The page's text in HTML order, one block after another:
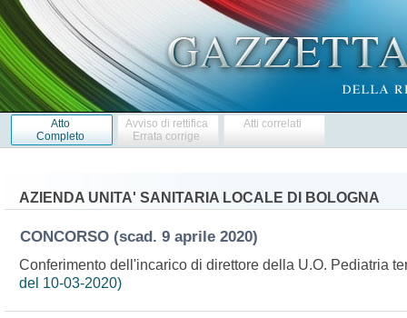
Atto
Completo
Avviso di rettifica
Errata corrige
Atti correlati
AZIENDA UNITA' SANITARIA LOCALE DI BOLOGNA
CONCORSO (scad. 9 aprile 2020)
Conferimento dell'incarico di direttore della U.O. Pediatria
del 10-03-2020)